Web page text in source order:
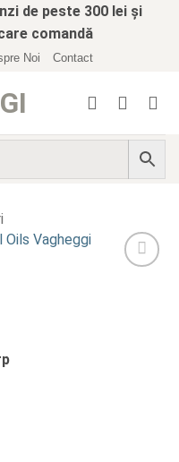
de peste 300 lei și
comandă
Noi Contact